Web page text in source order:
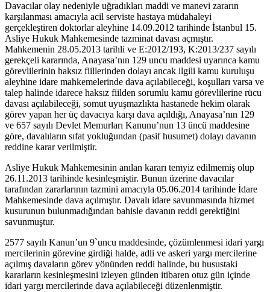
Davacılar olay nedeniyle uğradıkları maddi ve manevi zararın
karşılanması amacıyla acil serviste hastaya müdahaleyi
gerçekleştiren doktorlar aleyhine 14.09.2012 tarihinde İstanbul 15.
Asliye Hukuk Mahkemesinde tazminat davası açmıştır.
Mahkemenin 28.05.2013 tarihli ve E:2012/193, K:2013/237 sayılı
gerekçeli kararında, Anayasa’nın 129 uncu maddesi uyarınca kamu
görevlilerinin haksız fiillerinden dolayı ancak ilgili kamu kuruluşu
aleyhine idare mahkemelerinde dava açılabileceği, koşulları varsa ve
talep halinde idarece haksız fiilden sorumlu kamu görevlilerine rücu
davası açılabileceği, somut uyuşmazlıkta hastanede hekim olarak
görev yapan her üç davacıya karşı dava açıldığı, Anayasa’nın 129
ve 657 sayılı Devlet Memurları Kanunu’nun 13 üncü maddesine
göre, davalıların sıfat yokluğundan (pasif husumet) dolayı davanın
reddine karar verilmiştir.
Asliye Hukuk Mahkemesinin anılan kararı temyiz edilmemiş olup
26.11.2013 tarihinde kesinleşmiştir. Bunun üzerine davacılar
tarafından zararlarının tazmini amacıyla 05.06.2014 tarihinde İdare
Mahkemesinde dava açılmıştır. Davalı idare savunmasında hizmet
kusurunun bulunmadığından bahisle davanın reddi gerektiğini
savunmuştur.
2577 sayılı Kanun’un 9`uncu maddesinde, çözümlenmesi idari yargı
mercilerinin görevine girdiği halde, adli ve askeri yargı mercilerine
açılmış davaların görev yönünden reddi halinde, bu husustaki
kararların kesinleşmesini izleyen günden itibaren otuz gün içinde
idari yargı mercilerinde dava açılabileceği düzenlenmiştir.